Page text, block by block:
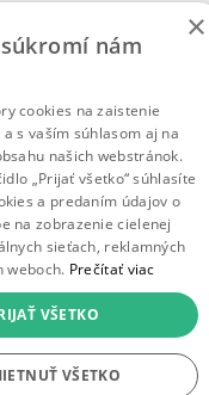
s. r. o.
.
údajov|
×
nám
cookies na zaistenie
s vaším súhlasom aj na
našich webstránok.
„Prijať všetko“ súhlasíte
a predaním údajov o
na zobrazenie cielenej
sieťach, reklamných
weboch. Prečítať viac
VŠETKO
VŠETKO